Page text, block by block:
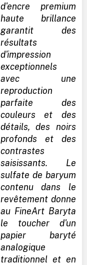
d'encre premium
haute brillance
garantit des
résultats
d'impression
exceptionnels
avec une
reproduction
parfaite des
couleurs et des
détails, des noirs
profonds et des
contrastes
saisissants. Le
sulfate de baryum
contenu dans le
revêtement donne
au FineArt Baryta
le toucher d'un
papier baryté
analogique
traditionnel et en